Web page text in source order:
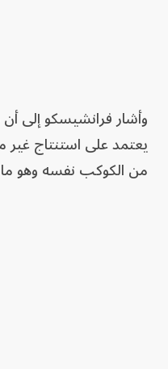
وأشار فرانشيسكو إلى أن
يعتمد على استنتاج غير
من الكوكب نفسه وهو